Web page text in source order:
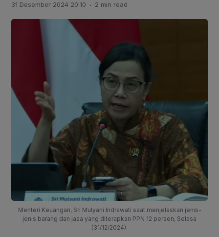
31 Desember 2024 20:10 . 2 min read
Menteri Keuangan, Sri Mulyani Indrawati saat menjelaskan jenis-
jenis barang dan jasa yang diterapkan PPN 12 persen, Selasa
(31/12/2024).